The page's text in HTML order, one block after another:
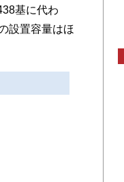
基に代わ
設置容量はほ